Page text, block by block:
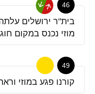
46
בית"ר ירושלים
מוזי נכנס במקום
49
קורנו פגע במוזי